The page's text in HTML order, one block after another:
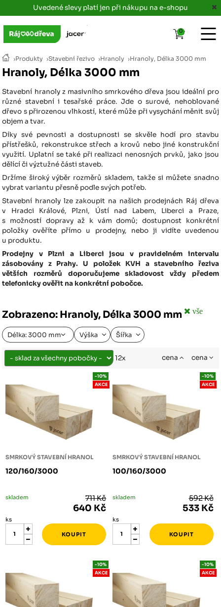
Uvedené slevy platí jen při nákupu na e-shopu
›Produkty ›Stavební řezivo ›Hranoly ›Hranoly, Délka 3000 mm
Hranoly, Délka 3000 mm
Stavební hranoly z masivního smrkového dřeva jsou ideální pro
různé stavební i tesařské práce. Jde o surové, nehoblované
dřevo s přirozenou vlhkostí, které může při vysychání měnit svůj
objem a tvar.
Díky své pevnosti a dostupnosti se skvěle hodí pro stavbu
přístřešků, rekonstrukce střech a krovů nebo jiné konstrukční
využití. Uplatní se také při realizaci nenosných prvků, jako jsou
dělící či výztužné části staveb.
Držíme široký výběr rozměrů skladem, takže si můžete snadno
vybrat variantu přesně podle svých potřeb.
Stavební hranoly lze zakoupit na našich prodejnách Ráj dřeva
v Hradci Králové, Plzni, Ústí nad Labem, Liberci a Praze,
s možností dopravy až k vám domů; dostupnost konkrétní
položky ověříte přímo u prodejny, nebo ji vidíte uvedenou
u produktu.
Prodejny v Plzni a Liberci jsou v pravidelném intervalu
zásobovány z Prahy. U položek KVH a stavebního řeziva
větších rozměrů doporučujeme skladovost vždy předem
telefonicky ověřit na konkrétní pobočce.
Zobrazeno: Hranoly, Délka 3000 mm vše
Délka: 3000 mm Výška Šířka
12x cena cena
SMRKOVÝ STAVEBNÍ HRANOL
120/160/3000
-10%
AKCE
skladem 711 Kč
640 Kč
ks
SMRKOVÝ STAVEBNÍ HRANOL
100/160/3000
-10%
AKCE
skladem 592 Kč
533 Kč
ks
-10%
AKCE
-10%
AKCE
0